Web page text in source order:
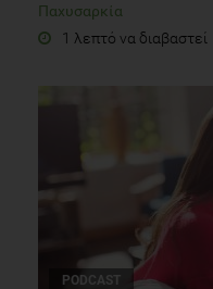
Παχυσαρκία
1 λεπτό να διαβαστεί
PODCAST